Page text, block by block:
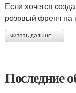
Если хочется
розовый френч на
читать дальше →
Последние